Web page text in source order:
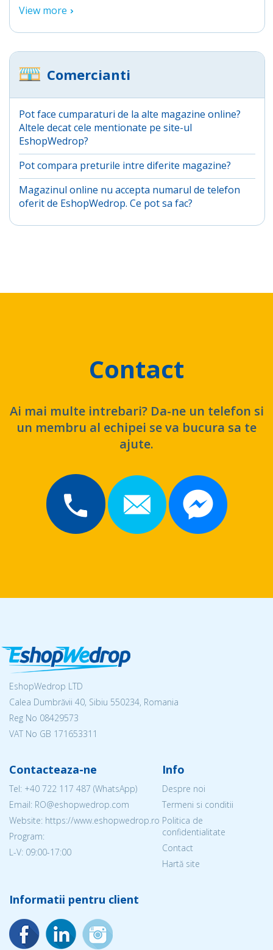
View more
Comercianti
Pot face cumparaturi de la alte magazine online?
Altele decat cele mentionate pe site-ul
EshopWedrop?
Pot compara preturile intre diferite magazine?
Magazinul online nu accepta numarul de telefon
oferit de EshopWedrop. Ce pot sa fac?
Contact
Ai mai multe intrebari? Da-ne un telefon si
un membru al echipei se va bucura sa te
ajute.
EshopWedrop LTD
Calea Dumbrăvii 40, Sibiu 550234, Romania
Reg No 08429573
VAT No GB 171653311
Contacteaza-ne
Tel: +40 722 117 487 (WhatsApp)
Email: RO@eshopwedrop.com
Website: https://www.eshopwedrop.ro
Program:
L-V: 09:00-17:00
Info
Despre noi
Termeni si conditii
Politica de
confidentialitate
Contact
Hartă site
Informatii pentru client